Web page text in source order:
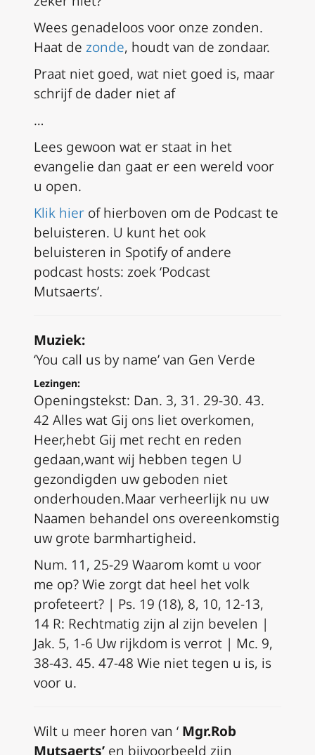
Wees genadeloos voor onze zonden.
Haat de zonde, houdt van de zondaar.
Praat niet goed, wat niet goed is, maar
schrijf de dader niet af
…
Lees gewoon wat er staat in het
evangelie dan gaat er een wereld voor
u open.
Klik hier of hierboven om de Podcast te
beluisteren. U kunt het ook
beluisteren in Spotify of andere
podcast hosts: zoek ‘Podcast
Mutsaerts’.
Muziek:
‘You call us by name’ van Gen Verde
Lezingen:
Openingstekst: Dan. 3, 31. 29-30. 43.
42 Alles wat Gij ons liet overkomen,
Heer,hebt Gij met recht en reden
gedaan,want wij hebben tegen U
gezondigden uw geboden niet
onderhouden.Maar verheerlijk nu uw
Naamen behandel ons overeenkomstig
uw grote barmhartigheid.
Num. 11, 25-29 Waarom komt u voor
me op? Wie zorgt dat heel het volk
profeteert? | Ps. 19 (18), 8, 10, 12-13,
14 R: Rechtmatig zijn al zijn bevelen |
Jak. 5, 1-6 Uw rijkdom is verrot | Mc. 9,
38-43. 45. 47-48 Wie niet tegen u is, is
voor u.
Wilt u meer horen van ‘ Mgr.Rob
Mutsaerts’ en bijvoorbeeld zijn